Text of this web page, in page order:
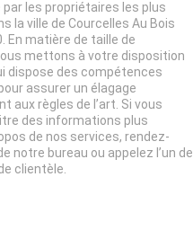
les propriétaires les plus
la ville de Courcelles Au Bois
En matière de taille de
mettons à votre disposition
dispose des compétences
assurer un élagage
aux règles de l’art. Si vous
des informations plus
de nos services, rendez-
notre bureau ou appelez l’un de
clientèle.